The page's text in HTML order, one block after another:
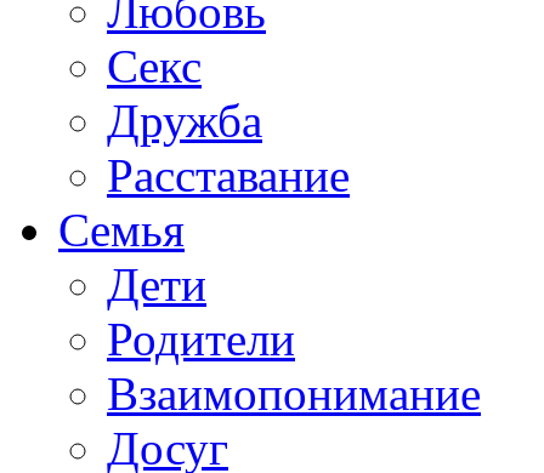
Любовь
Секс
Дружба
Расставание
Семья
Дети
Родители
Взаимопонимание
Досуг